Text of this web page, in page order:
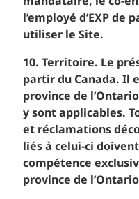
l’employé d’EXP de
utiliser le Site.
10. Territoire. Le
partir du Canada. Il
province de
y sont applicables.
et réclamations
liés à celui-ci
compétence
province de